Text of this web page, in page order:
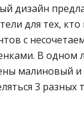
дизайн
для тех, кто
с
В одном
малиновый и
3 разных